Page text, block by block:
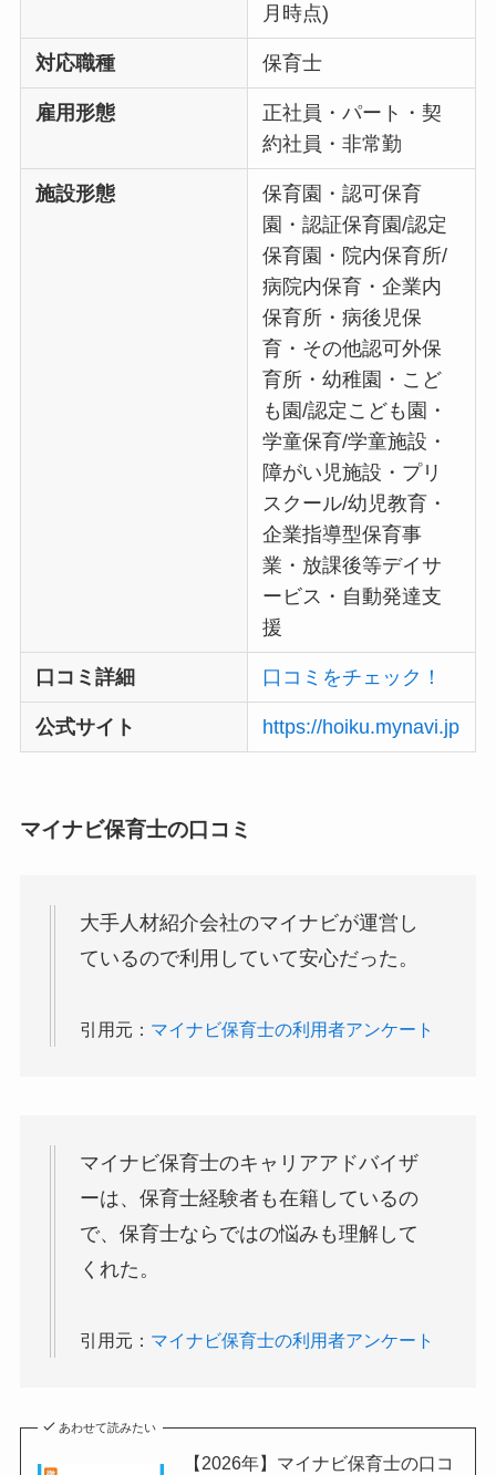
月時点)
対応職種 保育士
雇用形態
正社員・パート・契
約社員・非常勤
施設形態
保育園・認可保育
園・認証保育園/認定
保育園・院内保育所/
病院内保育・企業内
保育所・病後児保
育・その他認可外保
育所・幼稚園・こど
も園/認定こども園・
学童保育/学童施設・
障がい児施設・プリ
スクール/幼児教育・
企業指導型保育事
業・放課後等デイサ
ービス・自動発達支
援
口コミ詳細 口コミをチェック！
公式サイト https://hoiku.mynavi.jp
マイナビ保育士の口コミ
大手人材紹介会社のマイナビが運営し
ているので利用していて安心だった。
引用元： マイナビ保育士の利用者アンケート
マイナビ保育士のキャリアアドバイザ
ーは、保育士経験者も在籍しているの
で、保育士ならではの悩みも理解して
くれた。
引用元： マイナビ保育士の利用者アンケート
あわせて読みたい
【2026年】マイナビ保育士の口コ